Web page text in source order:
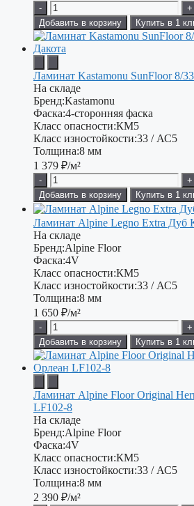
-
+
Добавить в корзину
Купить в 1
Ламинат Kastamonu SunFloor 8/
На складе
Бренд:Kastamonu
Фаска:4-сторонняя фаска
Класс опасности:КМ5
Класс изностойкости:33 / АС5
Толщина:8 мм
1 379 ₽/м²
-
+
Добавить в корзину
Купить в 1
Ламинат Alpine Legno Extra Дуб
На складе
Бренд:Alpine Floor
Фаска:4V
Класс опасности:КМ5
Класс изностойкости:33 / АС5
Толщина:8 мм
1 650 ₽/м²
-
+
Добавить в корзину
Купить в 1
Ламинат Alpine Floor Original
LF102-8
На складе
Бренд:Alpine Floor
Фаска:4V
Класс опасности:КМ5
Класс изностойкости:33 / АС5
Толщина:8 мм
2 390 ₽/м²